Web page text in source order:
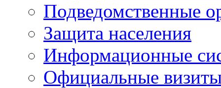
Подведомственные
Защита населения
Информационные
Официальные